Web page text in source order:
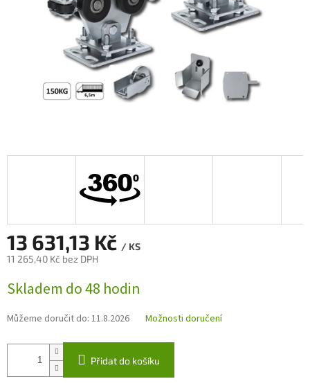
13 631,13 Kč / KS
11 265,40 Kč bez DPH
cena:
Skladem do 48 hodin
Můžeme doručit do: 11.8.2026 Možnosti doručení
Přidat do košíku